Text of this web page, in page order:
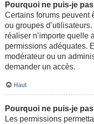
Pourquoi ne puis-je
Certains forums peuvent
ou groupes
réaliser n’importe quelle
permissions adéquates.
modérateur ou un
demander un accès.
Haut
Pourquoi ne puis-je
Les permissions